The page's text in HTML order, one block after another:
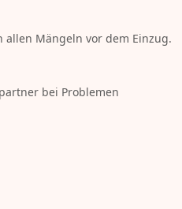
allen Mängeln vor dem Einzug.
bei Problemen